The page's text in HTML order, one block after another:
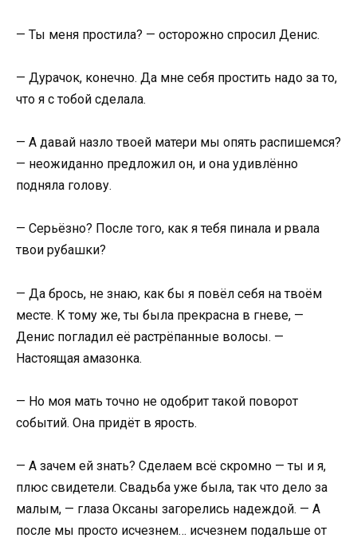
— Ты меня простила? — осторожно спросил Денис.
— Дурачок, конечно. Да мне себя простить надо за то,
что я с тобой сделала.
— А давай назло твоей матери мы опять распишемся?
— неожиданно предложил он, и она удивлённо
подняла голову.
— Серьёзно? После того, как я тебя пинала и рвала
твои рубашки?
— Да брось, не знаю, как бы я повёл себя на твоём
месте. К тому же, ты была прекрасна в гневе, —
Денис погладил её растрёпанные волосы. —
Настоящая амазонка.
— Но моя мать точно не одобрит такой поворот
событий. Она придёт в ярость.
— А зачем ей знать? Сделаем всё скромно — ты и я,
плюс свидетели. Свадьба уже была, так что дело за
малым, — глаза Оксаны загорелись надеждой. — А
после мы просто исчезнем… исчезнем подальше от